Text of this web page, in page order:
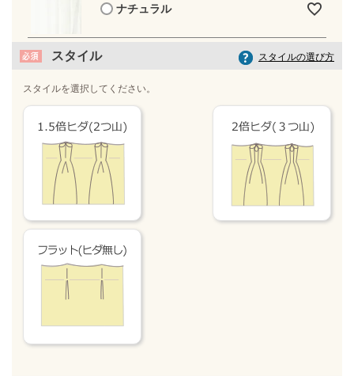
ナチュラル
スタイル スタイルの選び方
スタイルを選択してください。